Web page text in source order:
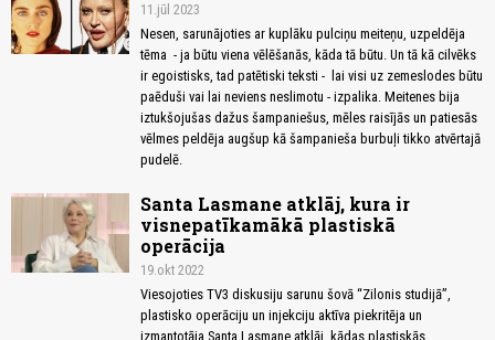
11.jūl 2023
Nesen, sarunājoties ar kuplāku pulciņu meiteņu, uzpeldēja
tēma - ja būtu viena vēlēšanās, kāda tā būtu. Un tā kā cilvēks
ir egoistisks, tad patētiski teksti - lai visi uz zemeslodes būtu
paēduši vai lai neviens neslimotu - izpalika. Meitenes bija
iztukšojušas dažus šampaniešus, mēles raisījās un patiesās
vēlmes peldēja augšup kā šampanieša burbuļi tikko atvērtajā
pudelē.
Santa Lasmane atklāj, kura ir
visnepatīkamākā plastiskā
operācija
19.okt 2022
Viesojoties TV3 diskusiju sarunu šovā “Zilonis studijā”,
plastisko operāciju un injekciju aktīva piekritēja un
izmantotāja Santa Lasmane atklāj, kādas plastiskās